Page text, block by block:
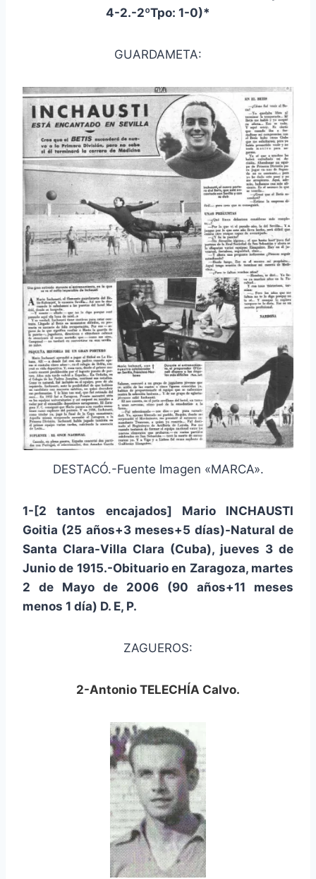
4-2.-2ºTpo: 1-0)*
GUARDAMETA:
DESTACÓ.-Fuente Imagen «MARCA».
1-[2 tantos encajados] Mario INCHAUSTI
Goitia (25 años+3 meses+5 días)-Natural de
Santa Clara-Villa Clara (Cuba), jueves 3 de
Junio de 1915.-Obituario en Zaragoza, martes
2 de Mayo de 2006 (90 años+11 meses
menos 1 día) D. E, P.
ZAGUEROS:
2-Antonio TELECHÍA Calvo.